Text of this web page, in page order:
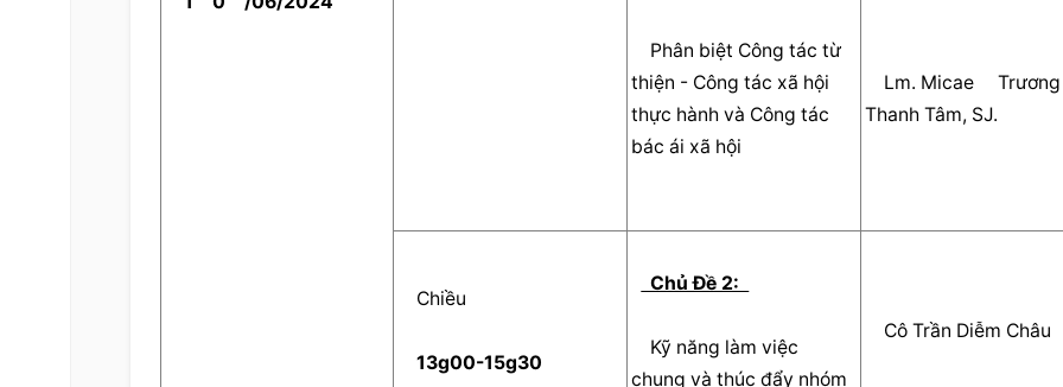
thiện - Công tác xã hội
thực hành và Công tác
bác ái xã hội
Thanh Tâm, SJ.
    Chiều
  13g00-15g30
  Chủ Đề 2:
    Cô Trần Diễm Châu